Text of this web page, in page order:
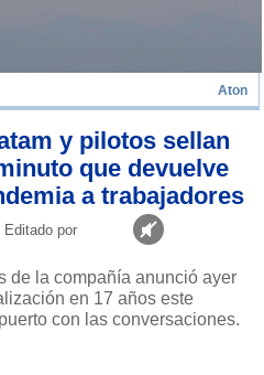
Aton
y pilotos sellan
que devuelve
a trabajadores
Editado por
de la compañía anunció ayer
en 17 años este
con las conversaciones.